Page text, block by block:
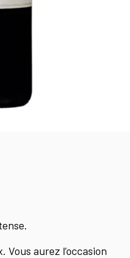
aurez l’occasion